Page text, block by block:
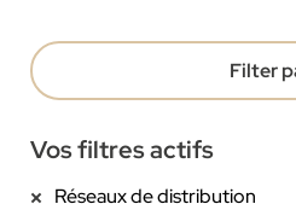
Filter
Vos filtres actifs
Réseaux de distribution